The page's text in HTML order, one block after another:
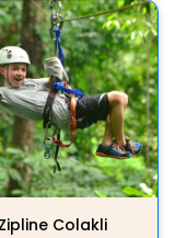
Zipline Colakli